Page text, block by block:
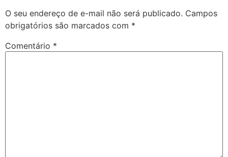
O seu endereço de e-mail não será publicado. Campos
obrigatórios são marcados com *
Comentário *